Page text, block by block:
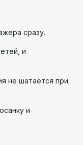
сразу.
и
не шатается при
и